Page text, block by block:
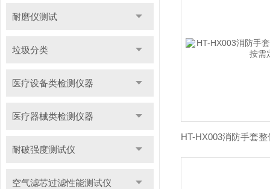
耐磨仪测试
垃圾分类
医疗设备类检测仪器
医疗器械类检测仪器
耐破强度测试仪
空气滤芯过滤性能测试仪